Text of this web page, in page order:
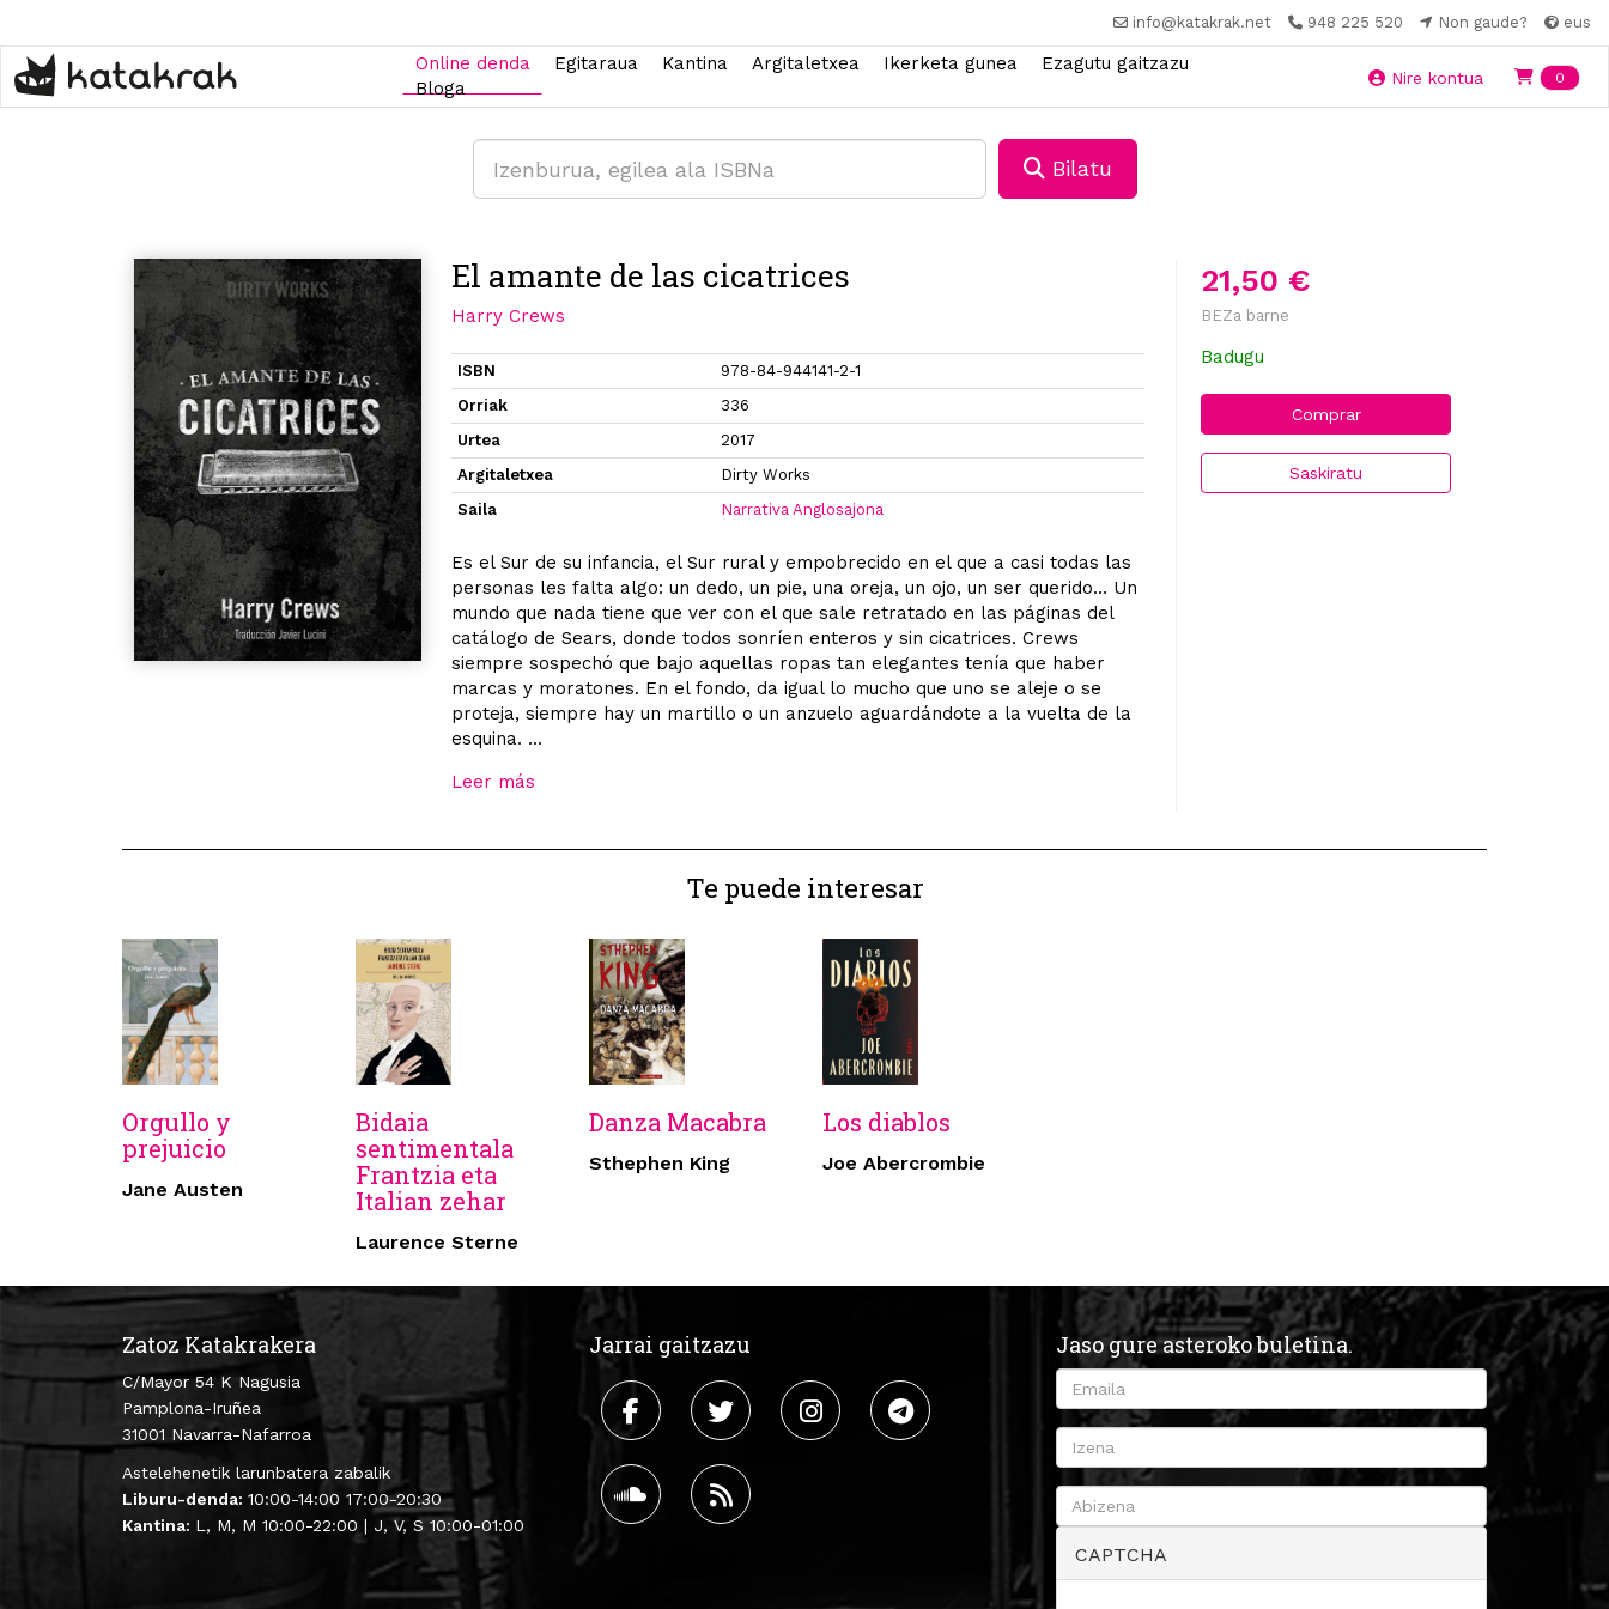
main
content
info@katakrak.net 948 225 520 Non gaude? eus
Online denda Egitaraua Kantina Argitaletxea Ikerketa gunea
Ezagutu gaitzazu
Bloga
Nire kontua 0
Bilatu
21,50 €
BEZa barne
Badugu
Comprar
Saskiratu
El amante de las cicatrices
Harry Crews
ISBN
978-84-944141-2-1
Orriak
336
Urtea
2017
Argitaletxea
Dirty Works
Saila
Narrativa Anglosajona
Es el Sur de su infancia, el Sur rural y empobrecido en el que a casi todas las
personas les falta algo: un dedo, un pie, una oreja, un ojo, un ser querido… Un
mundo que nada tiene que ver con el que sale retratado en las páginas del
catálogo de Sears, donde todos sonríen enteros y sin cicatrices. Crews
siempre sospechó que bajo aquellas ropas tan elegantes tenía que haber
marcas y moratones. En el fondo, da igual lo mucho que uno se aleje o se
proteja, siempre hay un martillo o un anzuelo aguardándote a la vuelta de la
esquina. ...
Leer más
Te puede interesar
Orgullo y
prejuicio
Jane Austen
Bidaia
sentimentala
Frantzia eta
Italian zehar
Laurence Sterne
Danza Macabra
Sthephen King
Los diablos
Joe Abercrombie
Zatoz Katakrakera
C/Mayor 54 K Nagusia
Pamplona-Iruñea
31001 Navarra-Nafarroa
Astelehenetik larunbatera zabalik
Liburu-denda: 10:00-14:00 17:00-20:30
Kantina: L, M, M 10:00-22:00 | J, V, S 10:00-01:00
Jarrai gaitzazu Jaso gure asteroko buletina.
CAPTCHA